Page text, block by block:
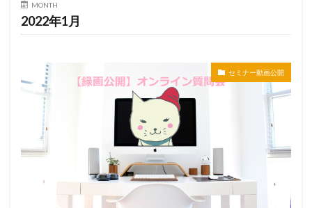
MONTH
2022年1月
セミナー動画公開
男性不妊